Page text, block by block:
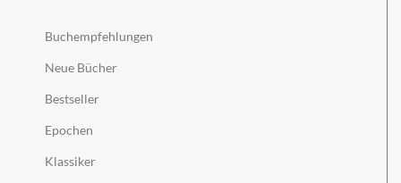
Buchempfehlungen
Neue Bücher
Bestseller
Epochen
Klassiker